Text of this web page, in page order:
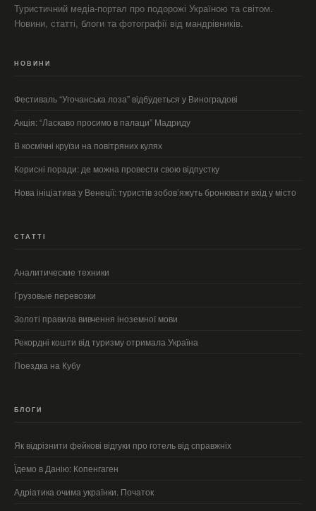
Туристичний медіа-портал про подорожі Україною та світом.
Новини, статті, блоги та фотографії від мандрівників.
НОВИНИ
Фестиваль “Угочанська лоза” відбудеться у Виноградові
Акція: “Ласкаво просимо в палаци” Мадриду
В космічні круїзи на повітряних кулях
Корисні поради: де можна провести свою відпустку
Нова ініціатива у Венеції: туристів зобов’яжуть бронювати вхід у місто
СТАТТІ
Аналитические техники
Грузовые перевозки
Золоті правила вивчення іноземної мови
Рекордні кошти від туризму отримала Україна
Поездка на Кубу
БЛОГИ
Як відрізнити фейкові відгуки про готель від справжніх
Їдемо в Данію: Копенгаген
Адріатика очима українки. Початок